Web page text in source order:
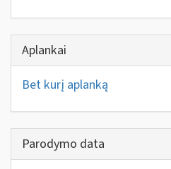
Aplankai
Bet kurį aplanką
Parodymo data